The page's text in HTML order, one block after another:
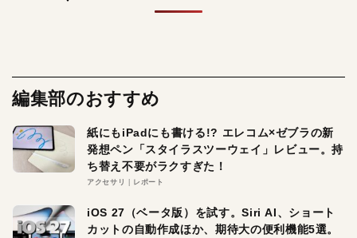
編集部のおすすめ
紙にもiPadにも書ける!? エレコム×ゼブラの新
発想ペン「スタイラスツーウェイ」レビュー。持
ち替え不要がラクすぎた！
アクセサリ レポート
iOS 27（ベータ版）を試す。Siri AI、ショート
カットの自動作成ほか、期待大の便利機能5選。